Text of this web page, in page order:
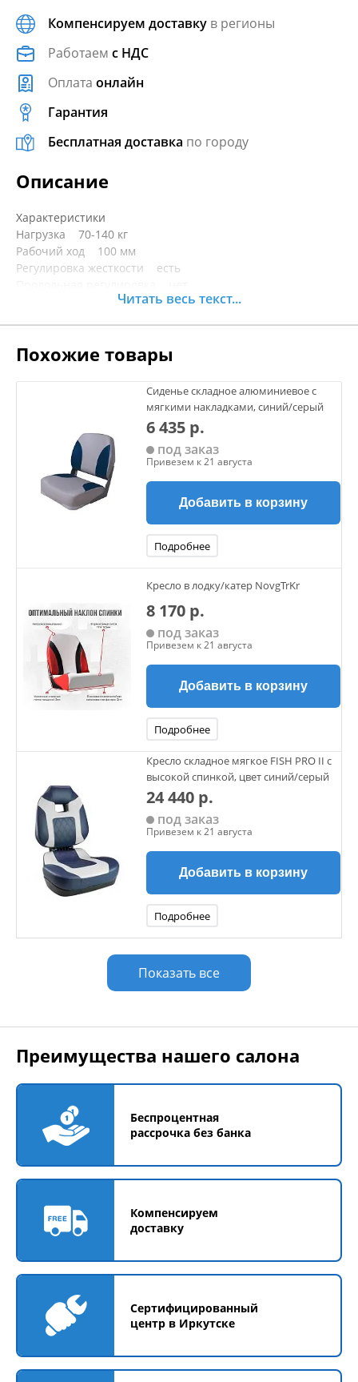
Компенсируем доставку в регионы
Работаем с НДС
Оплата онлайн
Гарантия
Бесплатная доставка по городу
Описание
Характеристики
Нагрузка 70-140 кг
Рабочий ход 100 мм
Регулировка жесткости есть
Материал изделия
Материал сталь
Марка стали 3сп5 (4 мм)
Информация о производителе
Производитель Практик
Страна производителя Россия
Читать весь текст...
Похожие товары
Сиденье складное алюминиевое с
мягкими накладками, синий/серый
6 435 р.
под заказ
Привезем к 21 августа
Добавить в корзину
Подробнее
Кресло в лодку/катер NovgTrKr
8 170 р.
под заказ
Привезем к 21 августа
Добавить в корзину
Подробнее
Кресло складное мягкое FISH PRO II с
высокой спинкой, цвет синий/серый
24 440 р.
под заказ
Привезем к 21 августа
Добавить в корзину
Подробнее
Показать все
Преимущества нашего салона
Беспроцентная
рассрочка без банка
Компенсируем
доставку
Сертифицированный
центр в Иркутске